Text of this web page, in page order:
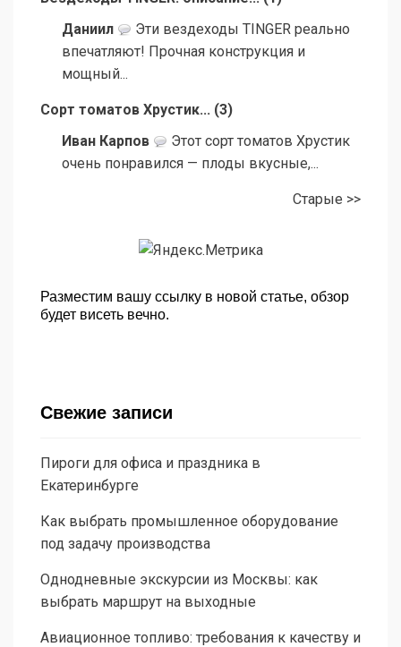
Даниил
Эти вездеходы TINGER реально
впечатляют! Прочная конструкция и
мощный...
Сорт томатов Хрустик... (3)
Иван Карпов
Этот сорт томатов Хрустик
очень понравился — плоды вкусные,...
Старые >>
Разместим вашу ссылку в новой статье, обзор
будет висеть вечно.
Свежие записи
Пироги для офиса и праздника в
Екатеринбурге
Как выбрать промышленное оборудование
под задачу производства
Однодневные экскурсии из Москвы: как
выбрать маршрут на выходные
Авиационное топливо: требования к качеству и